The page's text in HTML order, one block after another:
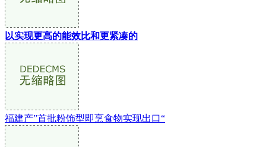
以实现更高的能效比和更紧凑的
福建产”首批粉饰型即烹食物实现出口“